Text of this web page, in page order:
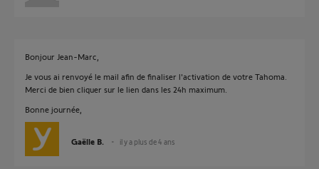
Bonjour Jean-Marc,
Je vous ai renvoyé le mail afin de finaliser l'activation de votre Tahoma.
Merci de bien cliquer sur le lien dans les 24h maximum.
Bonne journée,
Gaëlle B. il y a plus de 4 ans